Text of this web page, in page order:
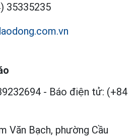
35335235
- Báo điện tử: (+84
Văn Bạch, phường Cầu